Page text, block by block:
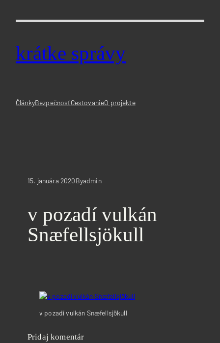
krátke správy
ČlánkyBezpečnosťCestovanieO projekte
15. januára 2020Byadmin
v pozadí vulkán
Snæfellsjökull
v pozadí vulkán Snæfellsjökull
Pridaj komentár